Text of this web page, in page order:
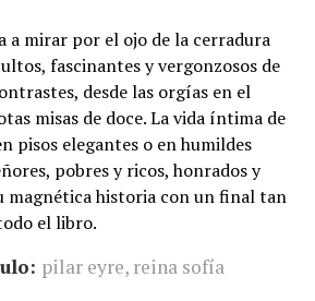
a mirar por el ojo de la cerradura
fascinantes y vergonzosos de
desde las orgías en el
misas de doce. La vida íntima de
pisos elegantes o en humildes
pobres y ricos, honrados y
magnética historia con un final tan
el libro.
pilar eyre, reina sofía